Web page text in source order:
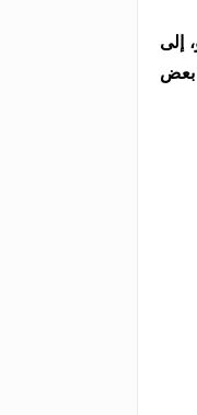
0.3% خلال مايو، إلى
بعض